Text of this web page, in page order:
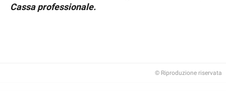
Cassa professionale.
© Riproduzione riservata